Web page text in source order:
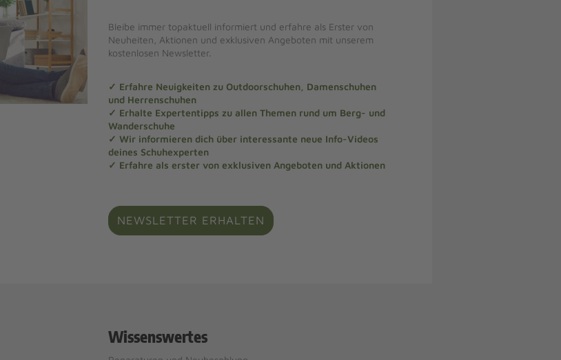
Bleibe immer topaktuell informiert und erfahre als Erster von
Neuheiten, Aktionen und exklusiven Angeboten mit unserem
kostenlosen Newsletter.
✓ Erfahre Neuigkeiten zu Outdoorschuhen, Damenschuhen
und Herrenschuhen
✓ Erhalte Expertentipps zu allen Themen rund um Berg- und
Wanderschuhe
✓ Wir informieren dich über interessante neue Info-Videos
deines Schuhexperten
✓ Erfahre als erster von exklusiven Angeboten und Aktionen
NEWSLETTER ERHALTEN
Wissenswertes